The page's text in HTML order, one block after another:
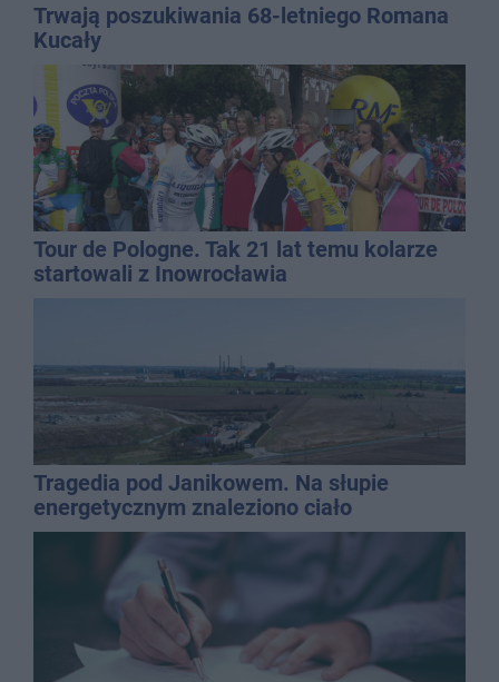
Trwają poszukiwania 68-letniego Romana
Kucały
Tour de Pologne. Tak 21 lat temu kolarze
startowali z Inowrocławia
Tragedia pod Janikowem. Na słupie
energetycznym znaleziono ciało
mężczyzny